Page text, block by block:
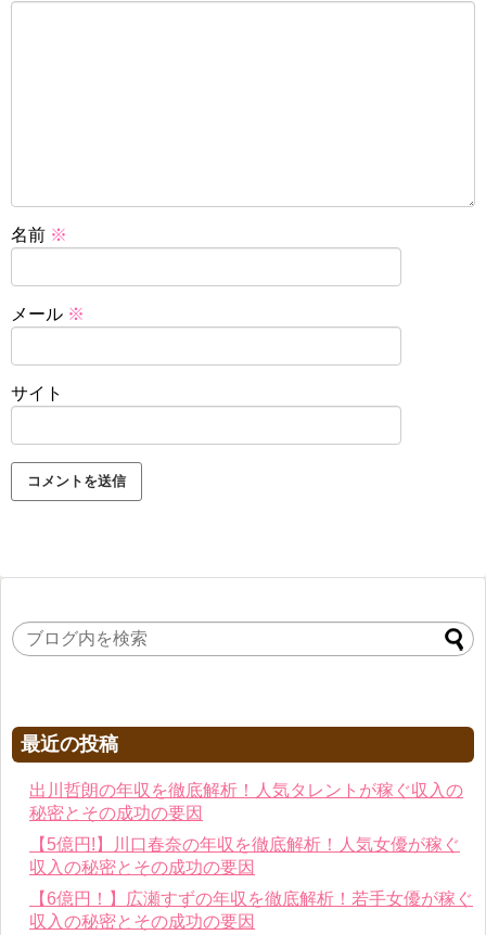
名前 ※
メール ※
サイト
最近の投稿
出川哲朗の年収を徹底解析！人気タレントが稼ぐ収入の
秘密とその成功の要因
【5億円!】川口春奈の年収を徹底解析！人気女優が稼ぐ
収入の秘密とその成功の要因
【6億円！】広瀬すずの年収を徹底解析！若手女優が稼ぐ
収入の秘密とその成功の要因